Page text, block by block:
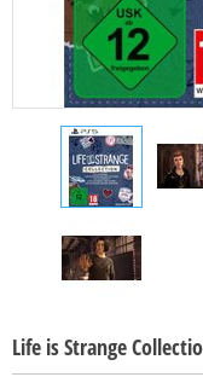
Life is Strange